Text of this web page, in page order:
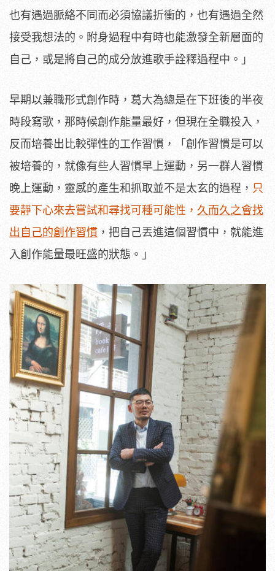
也有遇過脈絡不同而必須協議折衝的，也有遇過全然
接受我想法的。附身過程中有時也能激發全新層面的
自己，或是將自己的成分放進歌手詮釋過程中。」
早期以兼職形式創作時，葛大為總是在下班後的半夜
時段寫歌，那時候創作能量最好，但現在全職投入，
反而培養出比較彈性的工作習慣，「創作習慣是可以
被培養的，就像有些人習慣早上運動，另一群人習慣
晚上運動，靈感的產生和抓取並不是太玄的過程， 只
要靜下心來去嘗試和尋找可種可能性， 久而久之會找
出自己的創作習慣 ，把自己丟進這個習慣中，就能進
入創作能量最旺盛的狀態。」